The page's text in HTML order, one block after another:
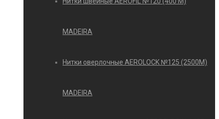
MADEIRA
Нитки оверлочные AEROLOCK №125 (2500М)
MADEIRA